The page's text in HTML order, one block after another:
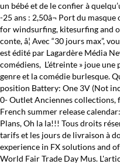
un bébé et de le confier à
-25 ans : 2,50â¬ Port du
for windsurfing, kitesurfing and
conte, â¦ Avec “30 jours max”,
est édité par Lagardère Média
comédiens, L’étreinte » joue
genre et la comédie burlesque.
position Battery: One 3V (Not
0- Outlet Anciennes collections,
French summer release
Plans, Oh la la!!! Tous droits
tarifs et les jours de livraison à
experience in FX solutions and
World Fair Trade Day Mus.